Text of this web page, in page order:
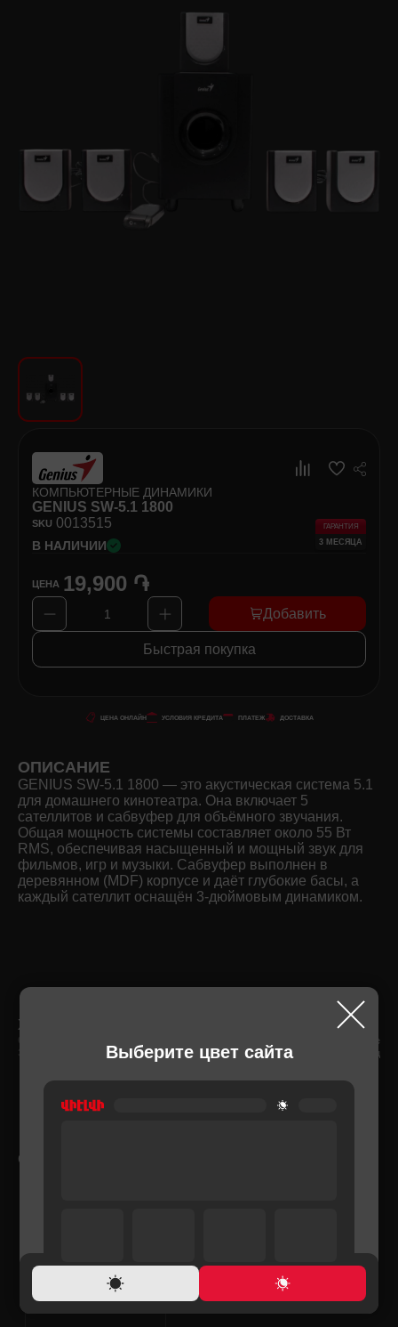
Выберите цвет сайта
Аудиотехника для автомобилей
Инструменты
Санкерамика
Посуда
Самокаты и Гироскутеры
КОМПЬЮТЕРНЫЕ ДИНАМИКИ
GENIUS SW-5.1 1800
SKU 0013515
В НАЛИЧИИ
ГАРАНТИЯ
3 МЕСЯЦА
ЦЕНА 19,900 ֏
1 Добавить
Быстрая покупка
ЦЕНА ОНЛАЙН УСЛОВИЯ КРЕДИТА ПЛАТЕЖ ДОСТАВКА
ОПИСАНИЕ
GENIUS SW-5.1 1800 — это акустическая система 5.1
для домашнего кинотеатра. Она включает 5
сателлитов и сабвуфер для объёмного звучания.
Общая мощность системы составляет около 55 Вт
RMS, обеспечивая насыщенный и мощный звук для
фильмов, игр и музыки. Сабвуфер выполнен в
деревянном (MDF) корпусе и даёт глубокие басы, а
каждый сателлит оснащён 3-дюймовым динамиком.
ХАРАКТЕРИСТИКА
Китае
Эл. питание (Вольт ,Гц) 220-240 В/50-60 Гц
СОПУТСТВУЮЩИЕ ТОВАРЫ